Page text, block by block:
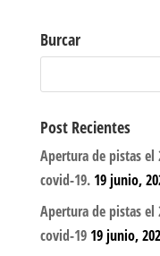
Burcar
Post Recientes
Apertura de pistas
covid-19. 19 junio,
Apertura de pistas
covid-19 19 junio,